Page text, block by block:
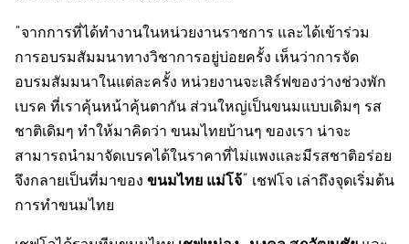
“จากการที่ได้ทำงานในหน่วยงานราชการ และได้เข้าร่วม
การอบรมสัมมนาทางวิชาการอยู่บ่อยครั้ง เห็นว่าการจัด
อบรมสัมมนาในแต่ละครั้ง หน่วยงานจะเสิร์ฟของว่างช่วงพัก
เบรค ที่เราคุ้นหน้าคุ้นตากัน ส่วนใหญ่เป็นขนมแบบเดิมๆ รส
ชาติเดิมๆ ทำให้มาคิดว่า ขนมไทยบ้านๆ ของเรา น่าจะ
สามารถนำมาจัดเบรคได้ในราคาที่ไม่แพงและมีรสชาติอร่อย
จึงกลายเป็นที่มาของ ขนมไทย แม่โจ้”​ เชฟโจ เล่าถึงจุดเริ่มต้น
การทำขนมไทย